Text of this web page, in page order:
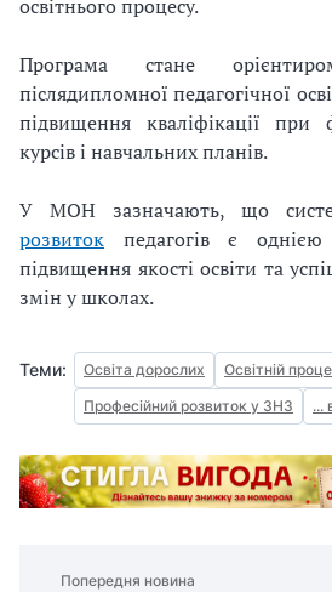
освітнього процесу.
Програма стане
післядипломної педагогічної
підвищення кваліфікації при
курсів і навчальних планів.
У МОН зазначають, що
розвиток педагогів є
підвищення якості освіти та
змін у школах.
Теми: Освіта дорослих
Освітній
Професійний розвиток у ЗНЗ
...
Попередня новина